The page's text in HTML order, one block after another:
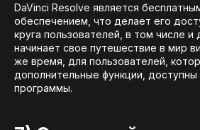
DaVinci Resolve является
обеспечением, что делает его
круга пользователей, в том числе и
начинает свое путешествие в мир
же время, для пользователей,
дополнительные функции, доступны
программы.